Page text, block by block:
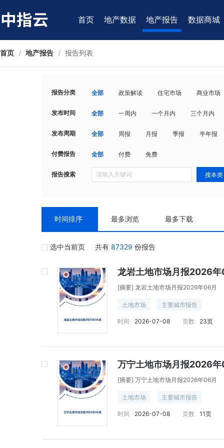
首页 地产数据 地产报告 数据商城
首页 / 地产报告 / 报告列表
报告分类 全部 政策解读 住宅市场 商业市场
发布时间 全部 一周内 一个月内 三个月内
发布周期 全部 周报 月报 季报 半年报
付费报告 全部 付费 免费
报告搜索 搜本类
时间排序 最多浏览 最多下载
选中当前页 共有 87329 份报告
龙岩土地市场月报2026
[摘要] 龙岩土地市场月报2026年06月
土地市场 主要城市报告
时间 2026-07-08 页数 23页
万宁土地市场月报2026
[摘要] 万宁土地市场月报2026年06月
土地市场 主要城市报告
时间 2026-07-08 页数 11页